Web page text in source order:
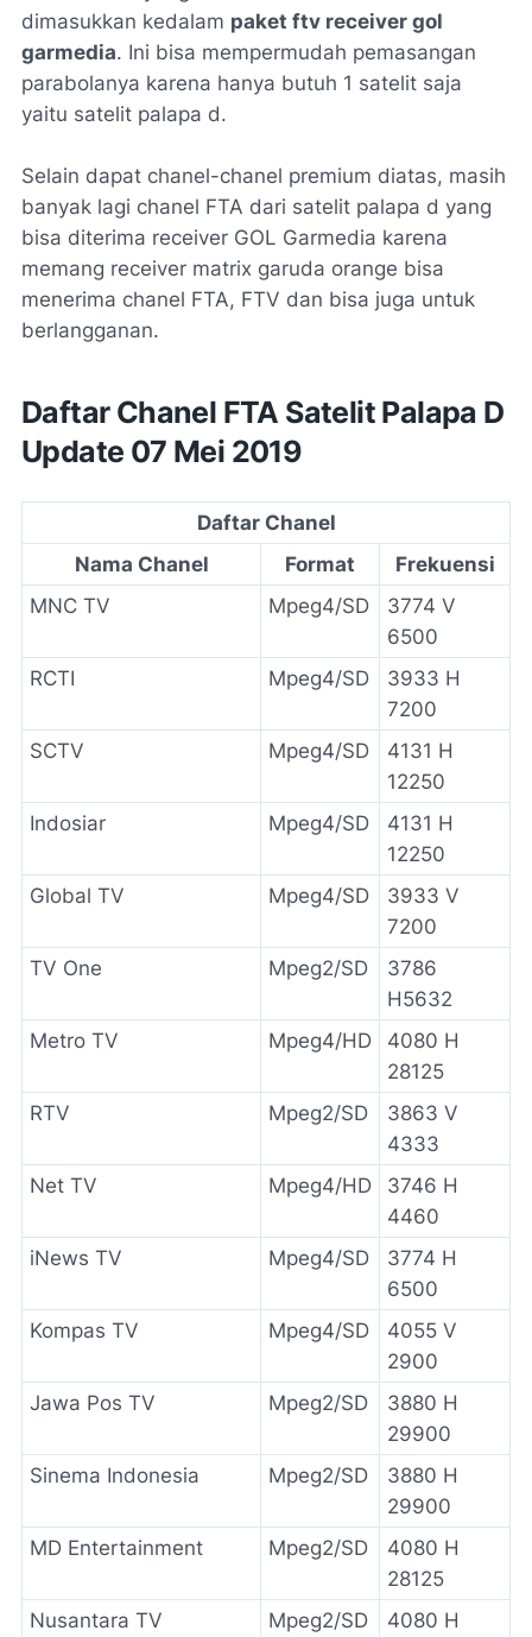
dimasukkan kedalam paket ftv receiver gol
garmedia. Ini bisa mempermudah pemasangan
parabolanya karena hanya butuh 1 satelit saja
yaitu satelit palapa d.
Selain dapat chanel-chanel premium diatas, masih
banyak lagi chanel FTA dari satelit palapa d yang
bisa diterima receiver GOL Garmedia karena
memang receiver matrix garuda orange bisa
menerima chanel FTA, FTV dan bisa juga untuk
berlangganan.
Daftar Chanel FTA Satelit Palapa D
Update 07 Mei 2019
Daftar Chanel
Nama Chanel
Format
Frekuensi
MNC TV
Mpeg4/SD
3774 V
6500
RCTI
Mpeg4/SD
3933 H
7200
SCTV
Mpeg4/SD
4131 H
12250
Indosiar
Mpeg4/SD
4131 H
12250
Global TV
Mpeg4/SD
3933 V
7200
TV One
Mpeg2/SD
3786
H5632
Metro TV
Mpeg4/HD
4080 H
28125
RTV
Mpeg2/SD
3863 V
4333
Net TV
Mpeg4/HD
3746 H
4460
iNews TV
Mpeg4/SD
3774 H
6500
Kompas TV
Mpeg4/SD
4055 V
2900
Jawa Pos TV
Mpeg2/SD
3880 H
29900
Sinema Indonesia
Mpeg2/SD
3880 H
29900
MD Entertainment
Mpeg2/SD
4080 H
28125
Nusantara TV
Mpeg2/SD
4080 H